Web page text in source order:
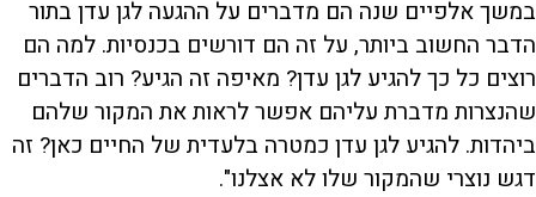
במשך אלפיים שנה הם מדברים על ההגעה לגן עדן בתור
הדבר החשוב ביותר, על זה הם דורשים בכנסיות. למה הם
רוצים כל כך להגיע לגן עדן? מאיפה זה הגיע? רוב הדברים
שהנצרות מדברת עליהם אפשר לראות את המקור שלהם
ביהדות. להגיע לגן עדן כמטרה בלעדית של החיים כאן? זה
דגש נוצרי שהמקור שלו לא אצלנו".